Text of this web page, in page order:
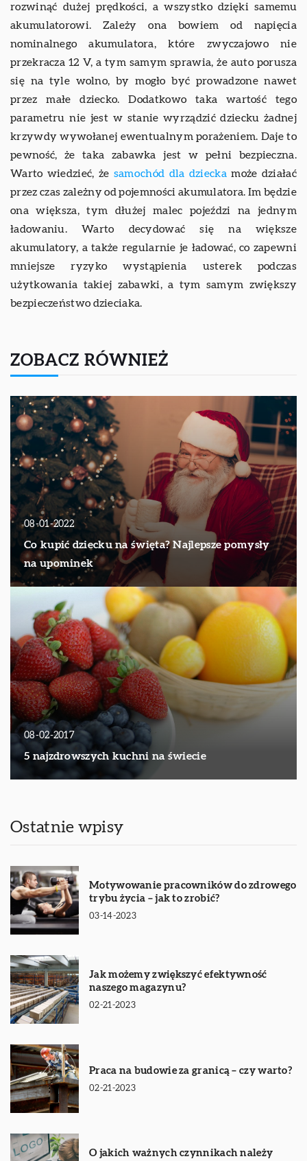
rozwinąć dużej prędkości, a wszystko dzięki samemu
akumulatorowi. Zależy ona bowiem od napięcia
nominalnego akumulatora, które zwyczajowo nie
przekracza 12 V, a tym samym sprawia, że auto porusza
się na tyle wolno, by mogło być prowadzone nawet
przez małe dziecko. Dodatkowo taka wartość tego
parametru nie jest w stanie wyrządzić dziecku żadnej
krzywdy wywołanej ewentualnym porażeniem. Daje to
pewność, że taka zabawka jest w pełni bezpieczna.
Warto wiedzieć, że samochód dla dziecka może działać
przez czas zależny od pojemności akumulatora. Im będzie
ona większa, tym dłużej malec pojeździ na jednym
ładowaniu. Warto decydować się na większe
akumulatory, a także regularnie je ładować, co zapewni
mniejsze ryzyko wystąpienia usterek podczas
użytkowania takiej zabawki, a tym samym zwiększy
bezpieczeństwo dzieciaka.
ZOBACZ RÓWNIEŻ
08-01-2022
Co kupić dziecku na święta? Najlepsze pomysły
na upominek
08-02-2017
5 najzdrowszych kuchni na świecie
Ostatnie wpisy
Motywowanie pracowników do zdrowego
trybu życia – jak to zrobić?
03-14-2023
Jak możemy zwiększyć efektywność
naszego magazynu?
02-21-2023
Praca na budowie za granicą – czy warto?
02-21-2023
O jakich ważnych czynnikach należy